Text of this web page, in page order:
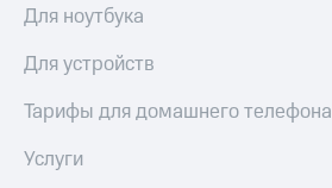
Для ноутбука
Для устройств
Тарифы для домашнего телефона
Услуги